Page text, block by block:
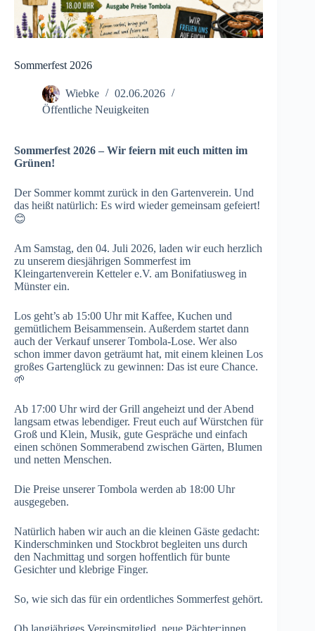
Sommerfest 2026
Wiebke
02.06.2026
Öffentliche Neuigkeiten
Sommerfest 2026 – Wir feiern mit euch mitten im
Grünen!
Der Sommer kommt zurück in den Gartenverein. Und
das heißt natürlich: Es wird wieder gemeinsam gefeiert!
😊
Am Samstag, den 04. Juli 2026, laden wir euch herzlich
zu unserem diesjährigen Sommerfest im
Kleingartenverein Ketteler e.V. am Bonifatiusweg in
Münster ein.
Los geht’s ab 15:00 Uhr mit Kaffee, Kuchen und
gemütlichem Beisammensein. Außerdem startet dann
auch der Verkauf unserer Tombola-Lose. Wer also
schon immer davon geträumt hat, mit einem kleinen Los
großes Gartenglück zu gewinnen: Das ist eure Chance.
🌱
Ab 17:00 Uhr wird der Grill angeheizt und der Abend
langsam etwas lebendiger. Freut euch auf Würstchen für
Groß und Klein, Musik, gute Gespräche und einfach
einen schönen Sommerabend zwischen Gärten, Blumen
und netten Menschen.
Die Preise unserer Tombola werden ab 18:00 Uhr
ausgegeben.
Natürlich haben wir auch an die kleinen Gäste gedacht:
Kinderschminken und Stockbrot begleiten uns durch
den Nachmittag und sorgen hoffentlich für bunte
Gesichter und klebrige Finger.
So, wie sich das für ein ordentliches Sommerfest gehört.